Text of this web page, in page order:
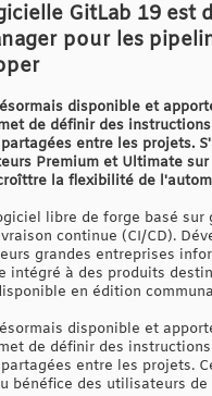
GitLab 19
pour les
disponible et
de définir des
entre les projets.
Premium et Ultimate
la flexibilité de
libre de forge basé
continue (CI/CD).
grandes entreprises
intégré à des produits
en édition
disponible et
de définir des
entre les projets.
bénéfice des utilisateurs